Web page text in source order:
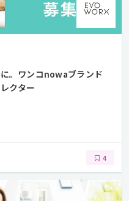
。ワンコnowaブランド
クター
4